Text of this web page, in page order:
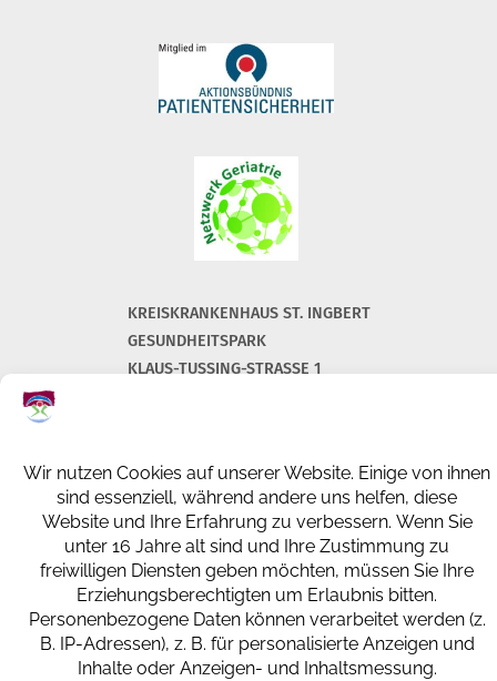
KREISKRANKENHAUS ST. INGBERT
GESUNDHEITSPARK
KLAUS-TUSSING-STRASSE 1
info@kkh-geriatrie-igb.de
FACEBOOK
INSTAGRAM
LINKEDIN